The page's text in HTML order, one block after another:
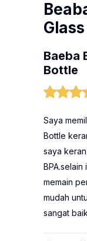
Baeba
Bottle
Saya
Bottle
saya
memain
mudah
sangat